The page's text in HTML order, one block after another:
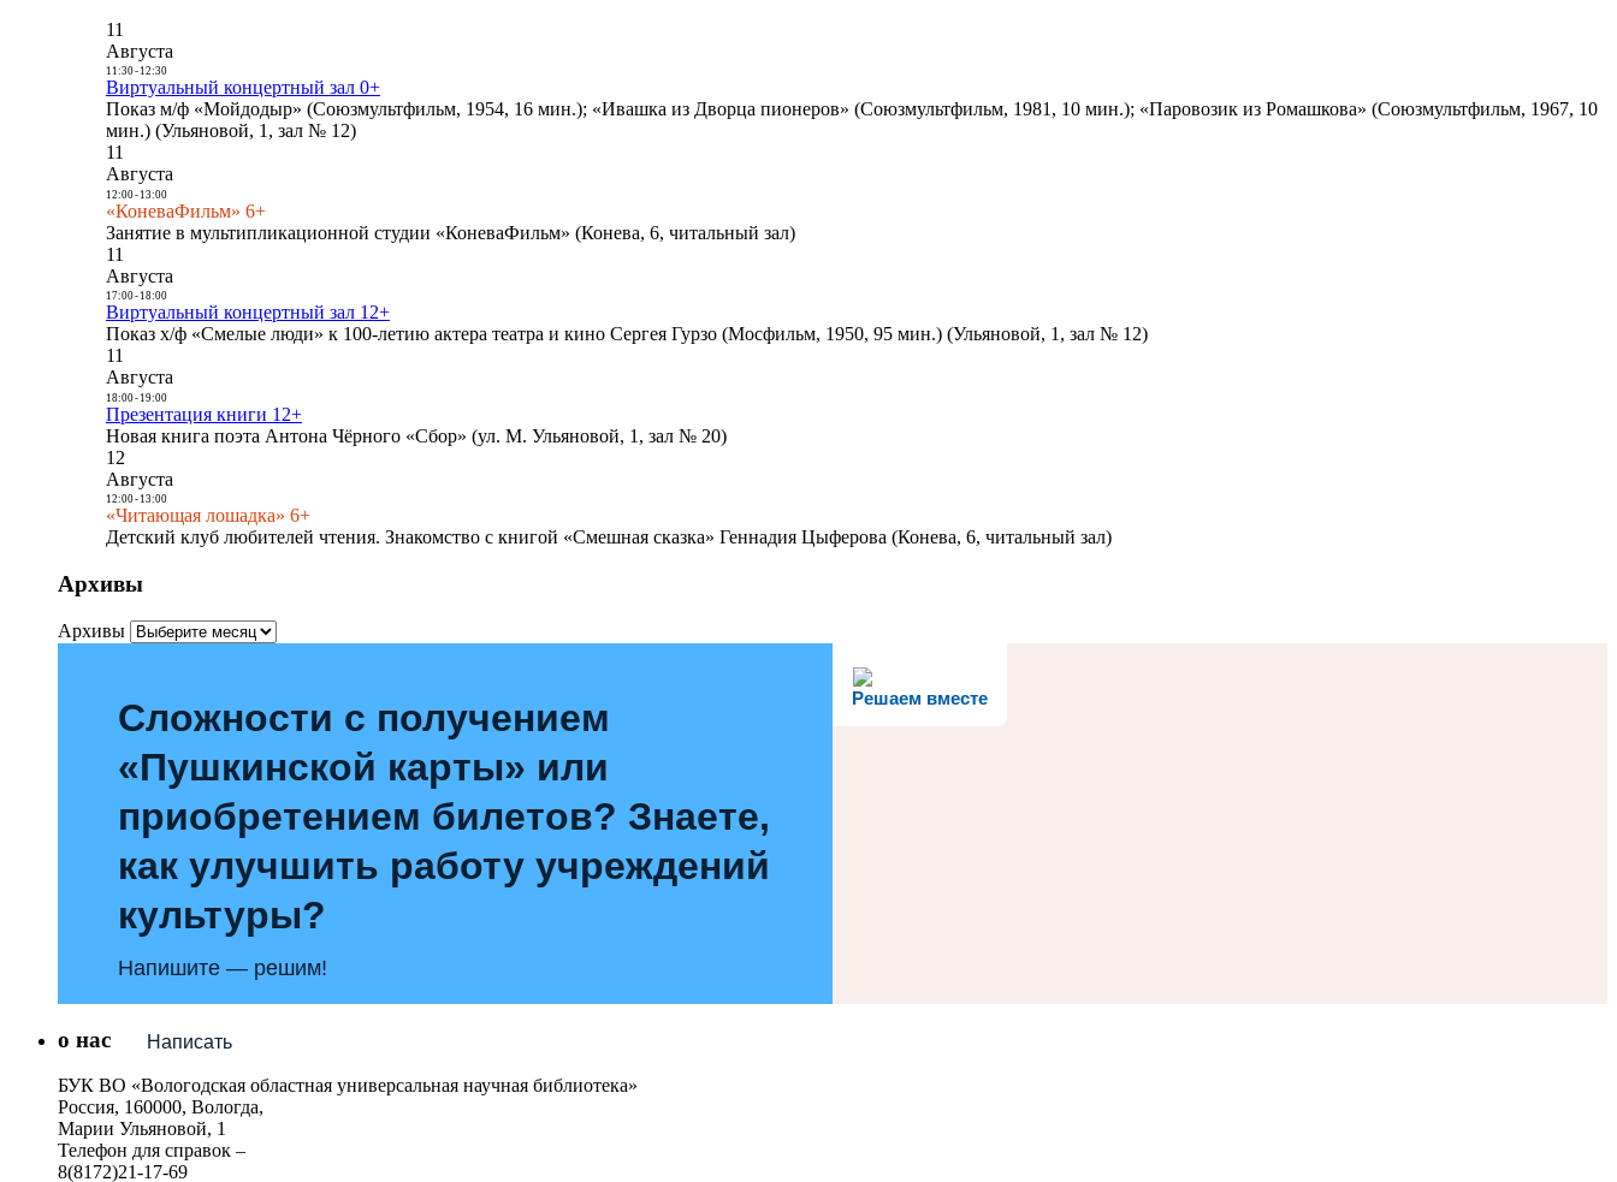
11
Августа
11:30- 12:30
Виртуальный концертный зал 0+
Показ м/ф «Мойдодыр» (Союзмультфильм, 1954, 16 мин.); «Ивашка из Дворца пионеров» (Союзмультфильм, 1981, 10 мин.); «Паровозик из Ромашкова» (Союзмультфильм, 1967, 10
мин.) (Ульяновой, 1, зал № 12)
11
Августа
12:00- 13:00
«КоневаФильм» 6+
Занятие в мультипликационной студии «КоневаФильм» (Конева, 6, читальный зал)
11
Августа
17:00- 18:00
Виртуальный концертный зал 12+
Показ х/ф «Смелые люди» к 100-летию актера театра и кино Сергея Гурзо (Мосфильм, 1950, 95 мин.) (Ульяновой, 1, зал № 12)
11
Августа
18:00- 19:00
Презентация книги 12+
Новая книга поэта Антона Чёрного «Сбор» (ул. М. Ульяновой, 1, зал № 20)
12
Августа
12:00- 13:00
«Читающая лошадка» 6+
Детский клуб любителей чтения. Знакомство с книгой «Смешная сказка» Геннадия Цыферова (Конева, 6, читальный зал)
Архивы
Архивы
Решаем вместе
Сложности с получением
«Пушкинской карты» или
приобретением билетов? Знаете,
как улучшить работу учреждений
культуры?
Напишите — решим!
Написать
о нас
БУК ВО «Вологодская областная универсальная научная библиотека»
Россия, 160000, Вологда,
Марии Ульяновой, 1
Телефон для справок –
8(8172)21-17-69